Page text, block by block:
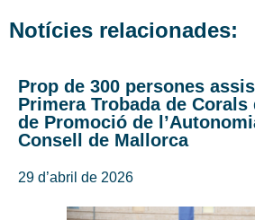
Notícies relacionades:
Prop de 300 persones
Primera Trobada de Corals
de Promoció de
Consell de Mallorca
29 d’abril de 2026